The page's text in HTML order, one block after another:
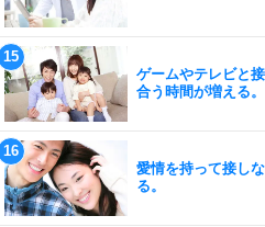
ゲームやテレビと
合う時間が増える。
愛情を持って接し
る。